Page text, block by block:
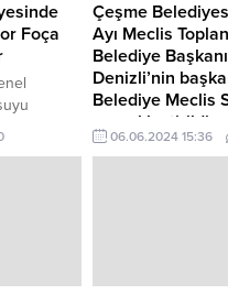
Foça
yaz su
yıllardır
Çeşme
Ayı Meclis
Belediye
Denizli’nin
Belediye Meclis
gerçekleştirildi
Başkan Denizli,
06.06.2024 15:36